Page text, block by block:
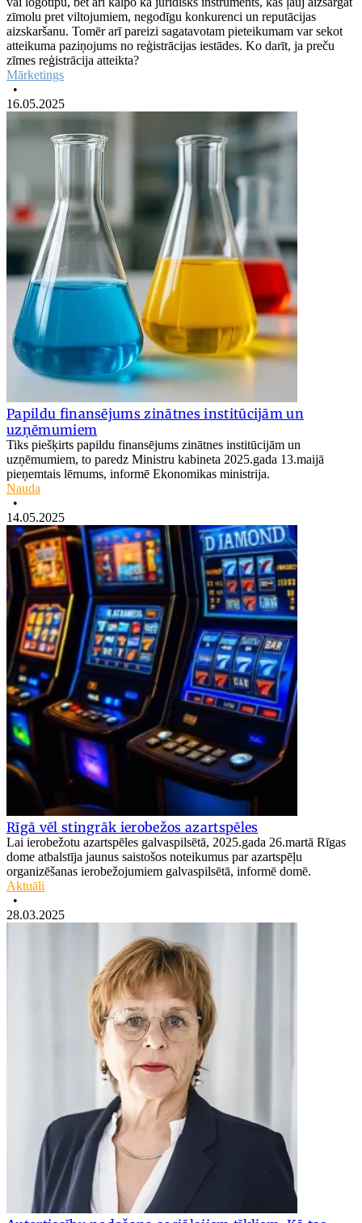
zīmolu pret viltojumiem, negodīgu konkurenci un reputācijas
aizskaršanu. Tomēr arī pareizi sagatavotam pieteikumam var sekot
atteikuma paziņojums no reģistrācijas iestādes. Ko darīt, ja preču
zīmes reģistrācija atteikta?
Mārketings
•
16.05.2025
Papildu finansējums zinātnes institūcijām un
uzņēmumiem
Tiks piešķirts papildu finansējums zinātnes institūcijām un
uzņēmumiem, to paredz Ministru kabineta 2025.gada 13.maijā
pieņemtais lēmums, informē Ekonomikas ministrija.
Nauda
•
14.05.2025
Rīgā vēl stingrāk ierobežos azartspēles
Lai ierobežotu azartspēles galvaspilsētā, 2025.gada 26.martā Rīgas
dome atbalstīja jaunus saistošos noteikumus par azartspēļu
organizēšanas ierobežojumiem galvaspilsētā, informē domē.
Aktuāli
•
28.03.2025